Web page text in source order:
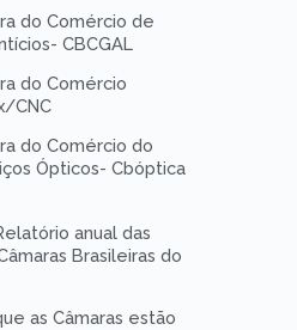
do Comércio de
CBCGAL
do Comércio
CNC
do Comércio do
Ópticos- Cbóptica
anual das
Brasileiras do
as Câmaras estão